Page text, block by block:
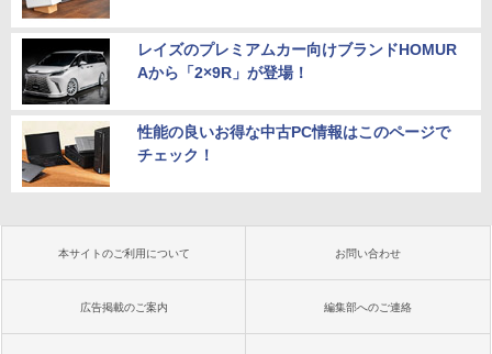
レイズのプレミアムカー向けブランドHOMUR
Aから「2×9R」が登場！
性能の良いお得な中古PC情報はこのページで
チェック！
本サイトのご利用について お問い合わせ
広告掲載のご案内 編集部へのご連絡